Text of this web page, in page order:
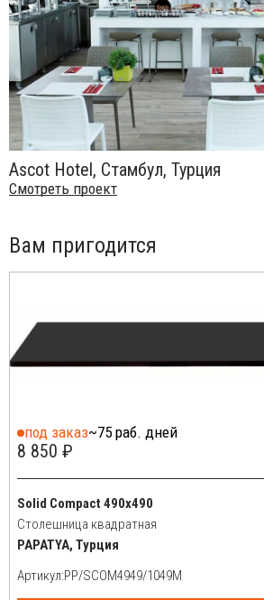
Ascot Hotel, Стамбул, Турция
Смотреть проект
Вам пригодится
под заказ~75 раб. дней
8 850 ₽
Solid Compact 490х490
Столешница квадратная
PAPATYA, Турция
Артикул: